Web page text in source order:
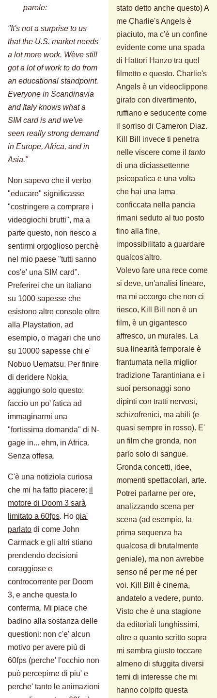
parole:
"It's not a surprise to us
that the U.S. market needs
a lot more work. Wève still
got a lot of work to do from
an educational standpoint.
Everyone in Scandinavia
and Italy knows what a
SIM card is and we've
seen really strong demand
in Europe, Africa, and in
Asia."
Non sapevo che il verbo
"educare" significasse
"costringere a comprare i
videogiochi brutti", ma a
parte questo, non riesco a
sentirmi orgoglioso perchè
nel mio paese "tutti sanno
cos'e' una SIM card".
Preferirei che un italiano
su 1000 sapesse che
esistono altre console oltre
alla Playstation, ad
esempio, o magari che uno
su 10000 sapesse chi e'
Nobuo Uematsu. Per finire
di deridere Nokia,
aggiungo solo questo:
faccio un po' fatica ad
immaginarmi una
"fortissima domanda" di N-
gage in... ehm, in Africa.
Senza offesa.
C'è una notiziola curiosa
che mi ha fatto piacere: il
motore di Doom 3 sarà
limitato a 60fps. Ho gia'
parlato di come John
Carmack e gli altri stiano
prendendo decisioni
coraggiose e
controcorrente per Doom
3, e anche questa lo
conferma. Mi piace che
badino alla sostanza delle
questioni: non c'e' alcun
motivo per avere più di
60fps (perche' l'occhio non
può percepirne di piu' e
perche' tanto le animazioni
stato detto anche questo) A
me Charlie's Angels è
piaciuto, ma c'è un confine
evidente come una spada
di Hattori Hanzo tra quel
filmetto e questo. Charlie's
Angels è un videoclippone
girato con divertimento,
ruffiano e seducente come
il sorriso di Cameron Diaz.
Kill Bill invece ti penetra
nelle viscere come il tanto
di una diciassettenne
psicopatica e una volta
che hai una lama
conficcata nella pancia
rimani seduto al tuo posto
fino alla fine,
impossibilitato a guardare
qualcos'altro.
Volevo fare una rece come
si deve, un'analisi lineare,
ma mi accorgo che non ci
riesco, Kill Bill non è un
film, è un gigantesco
affresco, un murales. La
sua linearità temporale è
frantumata nella miglior
tradizione Tarantiniana e i
suoi personaggi sono
dipinti con tratti nervosi,
schizofrenici, ma abili (e
quasi sempre in rosso). E'
un film che gronda, non
parlo solo di sangue.
Gronda concetti, idee,
momenti spettacolari, arte.
Potrei parlarne per ore,
analizzando scena per
scena (ad esempio, la
prima sequenza ha
qualcosa di brutalmente
geniale), ma non avrebbe
senso né per me né per
voi. Kill Bill è cinema,
andatelo a vedere, punto.
Visto che è una stagione
da editoriali lunghissimi,
oltre a quanto scritto sopra
mi sembra giusto toccare
almeno di sfuggita diversi
temi di interesse che mi
hanno colpito questa